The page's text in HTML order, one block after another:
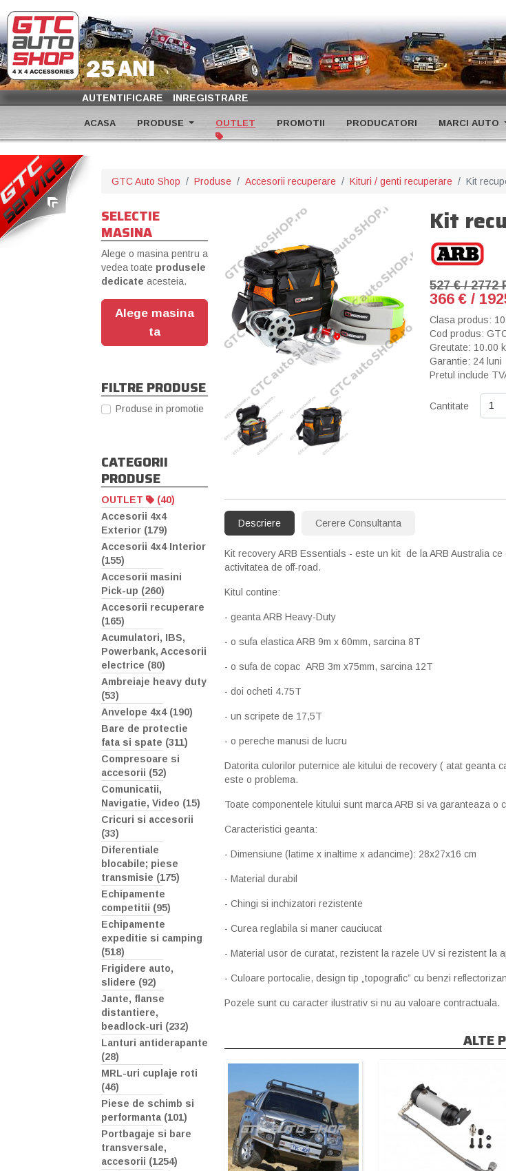
AUTENTIFICARE INREGISTRARE
ACASA PRODUSE OUTLET PROMOTII PRODUCATORI MARCI AUTO
GTC Auto Shop Produse Accesorii recuperare Kituri / genti recuperare Kit
Kit
527 € / 2772
366 € /
Clasa produs:
Cod produs:
Greutate: 10.00
Garantie: 24 luni
Pretul include
Cantitate
Descriere Cerere Consultanta
Kit recovery ARB Essentials - este un kit de la ARB Australia
activitatea de off-road.
Kitul contine:
- geanta ARB Heavy-Duty
- o sufa elastica ARB 9m x 60mm, sarcina 8T
- o sufa de copac ARB 3m x75mm, sarcina 12T
- doi ocheti 4.75T
- un scripete de 17,5T
- o pereche manusi de lucru
Datorita culorilor puternice ale kitului de recovery ( atat geanta
este o problema.
Toate componentele kitului sunt marca ARB si va garanteaza o
Caracteristici geanta:
- Dimensiune (latime x inaltime x adancime): 28x27x16 cm
- Material durabil
- Chingi si inchizatori rezistente
- Curea reglabila si maner cauciucat
- Material usor de curatat, rezistent la razele UV si rezistent la
- Culoare portocalie, design tip „topografic” cu benzi
Pozele sunt cu caracter ilustrativ si nu au valoare contractuala.
ALTE
SELECTIE
MASINA
Alege o masina pentru a
vedea toate produsele
dedicate acesteia.
Alege masina
ta
FILTRE PRODUSE
Produse in promotie
CATEGORII
PRODUSE
OUTLET
(40)
Accesorii 4x4
Exterior (179)
Accesorii 4x4 Interior
(155)
Accesorii masini
Pick-up (260)
Accesorii recuperare
(165)
Acumulatori, IBS,
Powerbank, Accesorii
electrice (80)
Ambreiaje heavy duty
(53)
Anvelope 4x4 (190)
Bare de protectie
fata si spate (311)
Compresoare si
accesorii (52)
Comunicatii,
Navigatie, Video (15)
Cricuri si accesorii
(33)
Diferentiale
blocabile; piese
transmisie (175)
Echipamente
competitii (95)
Echipamente
expeditie si camping
(518)
Frigidere auto,
slidere (92)
Jante, flanse
distantiere,
beadlock-uri (232)
Lanturi antiderapante
(28)
MRL-uri cuplaje roti
(46)
Piese de schimb si
performanta (101)
Portbagaje si bare
transversale,
accesorii (1254)